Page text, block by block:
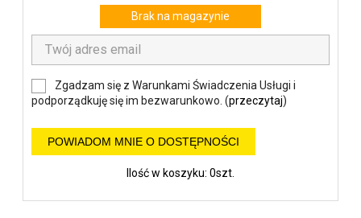
Brak na magazynie
Zgadzam się z Warunkami Świadczenia Usługi i
podporządkuję się im bezwarunkowo. (przeczytaj)
POWIADOM MNIE O DOSTĘPNOŚCI
Ilość w koszyku: 0szt.